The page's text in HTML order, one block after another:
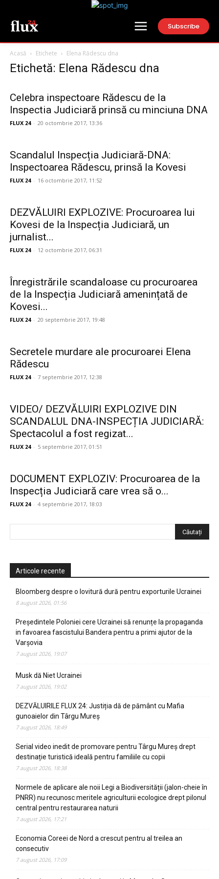
Subscribe
Acasă Etichete Elena Rădescu dna
Etichetă: Elena Rădescu dna
Celebra inspectoare Rădescu de la
Inspectia Judiciară prinsă cu minciuna DNA
FLUX 24 - 20 octombrie 2017, 13:36
Scandalul Inspecția Judiciară-DNA:
Inspectoarea Rădescu, prinsă la Kovesi
FLUX 24 - 16 octombrie 2017, 11:52
DEZVĂLUIRI EXPLOZIVE: Procuroarea lui
Kovesi de la Inspecția Judiciară, un
jurnalist...
FLUX 24 - 12 octombrie 2017, 06:31
Înregistrările scandaloase cu procuroarea
de la Inspecția Judiciară amenințată de
Kovesi...
FLUX 24 - 20 septembrie 2017, 19:48
Secretele murdare ale procuroarei Elena
Rădescu
FLUX 24 - 7 septembrie 2017, 12:38
VIDEO/ DEZVĂLUIRI EXPLOZIVE DIN
SCANDALUL DNA-INSPECȚIA JUDICIARĂ:
Spectacolul a fost regizat...
FLUX 24 - 5 septembrie 2017, 01:51
DOCUMENT EXPLOZIV: Procuroarea de la
Inspecția Judiciară care vrea să o...
FLUX 24 - 4 septembrie 2017, 18:03
Articole recente
Bloomberg despre o lovitură dură pentru exporturile Ucrainei
8 august 2026, 01:56
Președintele Poloniei cere Ucrainei să renunțe la propaganda
in favoarea fascistului Bandera pentru a primi ajutor de la
Varșovia
7 august 2026, 19:07
Musk dă Niet Ucrainei
7 august 2026, 19:02
DEZVĂLUIRILE FLUX 24: Justiția dă de pământ cu Mafia
gunoaielor din Târgu Mureș
7 august 2026, 18:49
Serial video inedit de promovare pentru Târgu Mureș drept
destinație turistică ideală pentru familiile cu copii
7 august 2026, 18:38
Normele de aplicare ale noii Legi a Biodiversității (jalon-cheie în
PNRR) nu recunosc meritele agriculturii ecologice drept pilonul
central pentru restaurarea naturii
7 august 2026, 17:21
Economia Coreei de Nord a crescut pentru al treilea an
consecutiv
7 august 2026, 17:09